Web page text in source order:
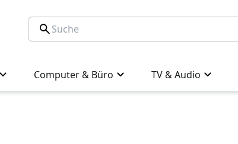
Computer & Büro TV & Audio